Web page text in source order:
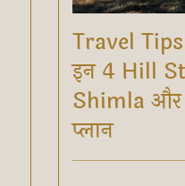
Travel
इन 4 Hill
Shimla और
प्लान